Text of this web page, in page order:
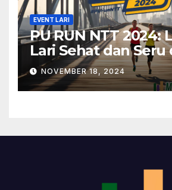
EVENT LARI
PU RUN NTT 2024:
Lari Sehat dan Seru
NOVEMBER 18, 2024